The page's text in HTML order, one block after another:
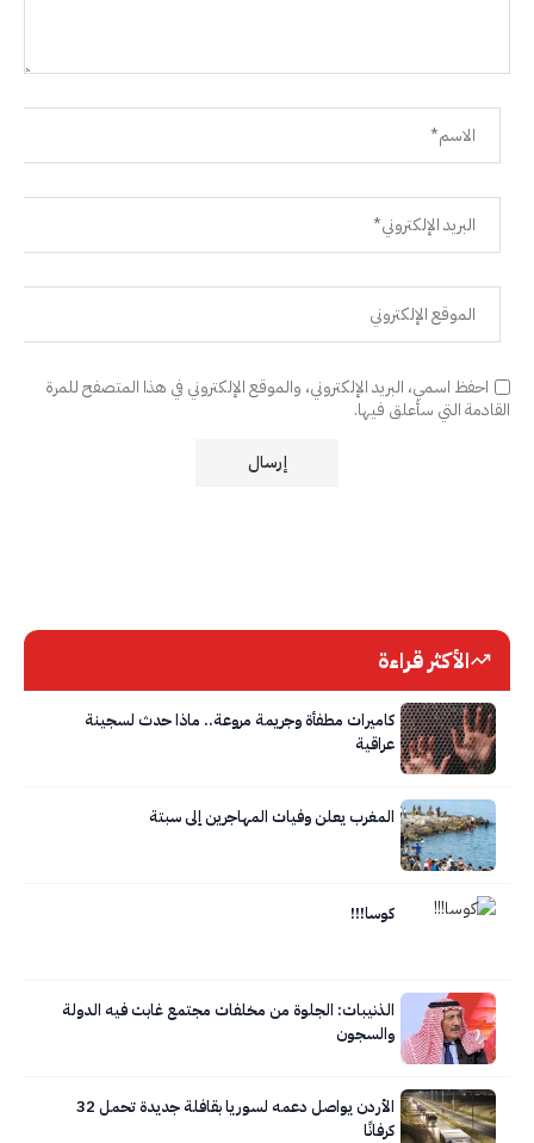
احفظ اسمي، البريد الإلكتروني، والموقع الإلكتروني في هذا المتصفح للمرة
القادمة التي سأعلق فيها.
الأكثر قراءة
كاميرات مطفأة وجريمة مروعة.. ماذا حدث لسجينة
عراقية
المغرب يعلن وفيات المهاجرين إلى سبتة
كوسا!!!
الذنيبات: الجلوة من مخلفات مجتمع غابت فيه الدولة
والسجون
الأردن يواصل دعمه لسوريا بقافلة جديدة تحمل 32
كرفانًا